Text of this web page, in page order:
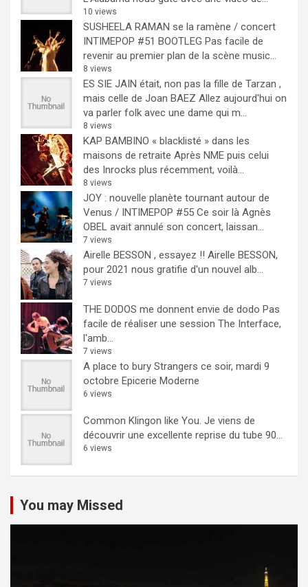
10 views
SUSHEELA RAMAN se la ramène / concert
INTIMEPOP #51 BOOTLEG Pas facile de
revenir au premier plan de la scène music...
8 views
ES SIE JAIN était, non pas la fille de Tarzan ,
mais celle de Joan BAEZ Allez aujourd'hui on
va parler folk avec une dame qui m...
8 views
KAP BAMBINO « blacklisté » dans les
maisons de retraite Après NME puis celui
des Inrocks plus récemment, voilà...
8 views
JOY : nouvelle planète tournant autour de
Venus / INTIMEPOP #55 Ce soir là Agnès
OBEL avait annulé son concert, laissan...
7 views
Airelle BESSON , essayez !! Airelle BESSON,
pour 2021 nous gratifie d'un nouvel alb...
7 views
THE DODOS me donnent envie de dodo Pas
facile de réaliser une session The Interface,
l'amb...
7 views
A place to bury Strangers ce soir, mardi 9
octobre Epicerie Moderne
6 views
Common Klingon like You. Je viens de
découvrir une excellente reprise du tube 90...
6 views
You may Missed